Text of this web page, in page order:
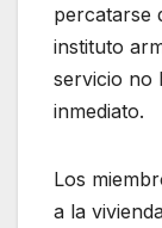
percatarse
instituto
servicio no
inmediato.
Los
a la